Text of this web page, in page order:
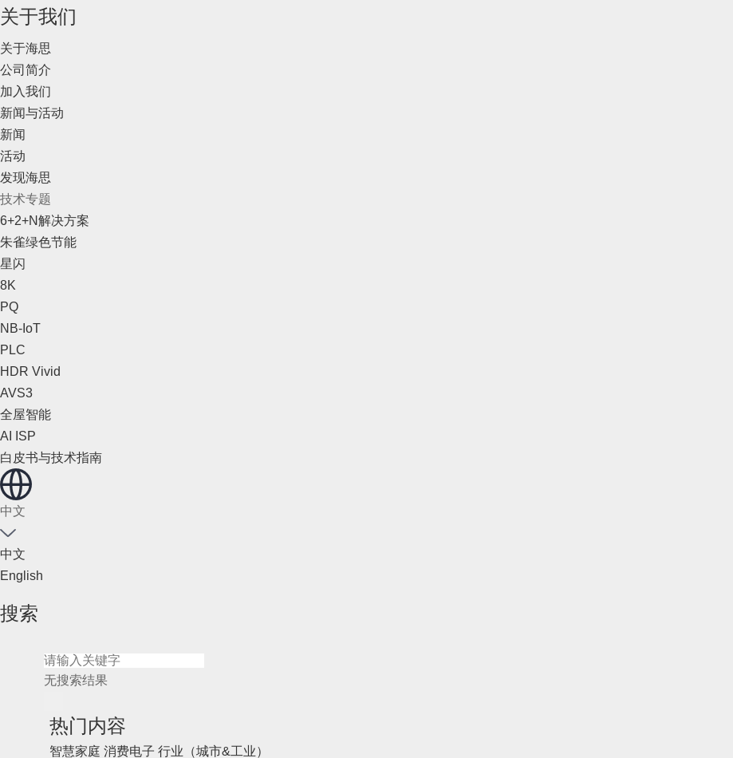
关于我们
关于海思
公司简介
加入我们
新闻与活动
新闻
活动
发现海思
技术专题
6+2+N解决方案
朱雀绿色节能
星闪
8K
PQ
NB-IoT
PLC
HDR Vivid
AVS3
全屋智能
AI ISP
白皮书与技术指南
中文
中文
English
搜索
无搜索结果
热门内容
智慧家庭 消费电子 行业（城市&工业）